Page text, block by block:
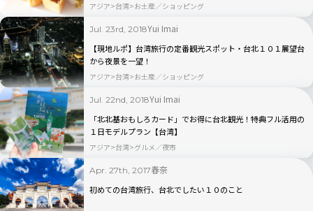
アジア 台湾 お土産／ショッピング
Jul. 23rd, 2018Yui Imai
【現地ルポ】台湾旅行の定番観光スポット・台北１０１展望台
から夜景を一望！
アジア 台湾 お土産／ショッピング
Jul. 22nd, 2018Yui Imai
「北北基おもしろカード」でお得に台北観光！特典フル活用の
１日モデルプラン【台湾】
アジア 台湾 グルメ／夜市
Apr. 27th, 2017春奈
初めての台湾旅行、台北でしたい１０のこと